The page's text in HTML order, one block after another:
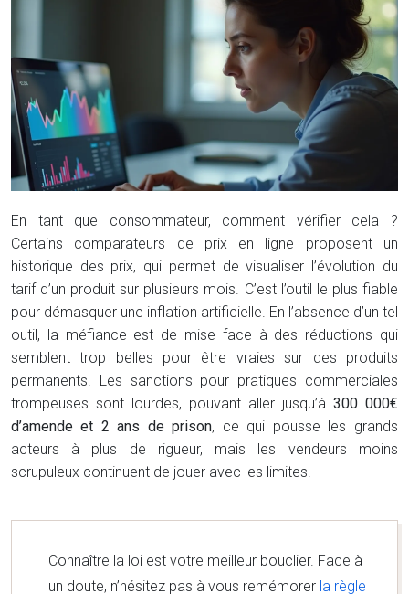
En tant que consommateur, comment vérifier cela ?
Certains comparateurs de prix en ligne proposent un
historique des prix, qui permet de visualiser l’évolution du
tarif d’un produit sur plusieurs mois. C’est l’outil le plus fiable
pour démasquer une inflation artificielle. En l’absence d’un tel
outil, la méfiance est de mise face à des réductions qui
semblent trop belles pour être vraies sur des produits
permanents. Les sanctions pour pratiques commerciales
trompeuses sont lourdes, pouvant aller jusqu’à 300 000€
d’amende et 2 ans de prison, ce qui pousse les grands
acteurs à plus de rigueur, mais les vendeurs moins
scrupuleux continuent de jouer avec les limites.
Connaître la loi est votre meilleur bouclier. Face à
un doute, n’hésitez pas à vous remémorer la règle